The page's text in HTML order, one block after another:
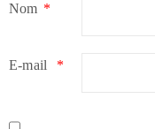
Nom *
E-mail *